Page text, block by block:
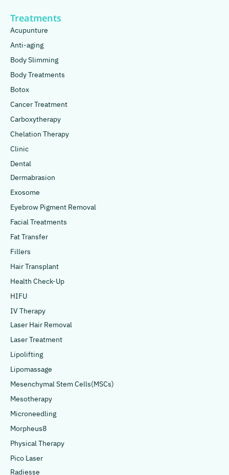
Treatments
Acupunture
Anti-aging
Body Slimming
Body Treatments
Botox
Cancer Treatment
Carboxytherapy
Chelation Therapy
Clinic
Dental
Dermabrasion
Exosome
Eyebrow Pigment Removal
Facial Treatments
Fat Transfer
Fillers
Hair Transplant
Health Check-Up
HIFU
IV Therapy
Laser Hair Removal
Laser Treatment
Lipolifting
Lipomassage
Mesenchymal Stem Cells(MSCs)
Mesotherapy
Microneedling
Morpheus8
Physical Therapy
Pico Laser
Radiesse